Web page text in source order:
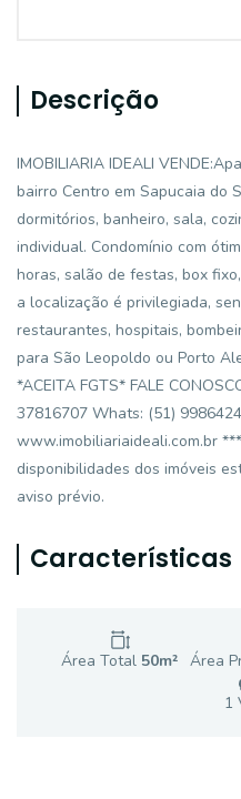
Descrição
IMOBILIARIA IDEALI
bairro Centro em Sapucaia do
dormitórios, banheiro, sala,
individual. Condomínio com
horas, salão de festas, box
a localização é privilegiada,
restaurantes, hospitais,
para São Leopoldo ou Porto
*ACEITA FGTS* FALE
37816707 Whats: (51)
www.imobiliariaideali.com.br
disponibilidades dos imóveis
aviso prévio.
Características
Área Total 50m² Área
1